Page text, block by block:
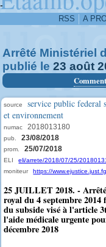
-
RSS A
Arrêté Ministériel
publié le 23 août
source
service public federal
et environnement
numac 2018013180
pub. 23/08/2018
prom. 25/07/2018
ELI
eli/arrete/2018/07/25/
moniteur
https://
25 JUILLET 2018. -
royal du 4 septembre
du subside visé à l'article
l'aide médicale urgente
décembre 2018